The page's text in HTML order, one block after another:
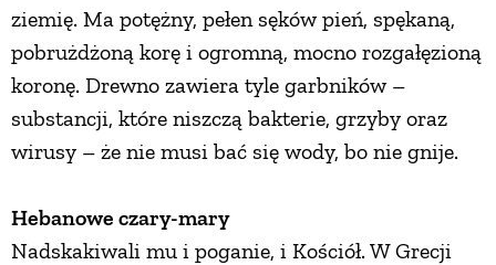
ziemię. Ma potężny, pełen sęków pień, spękaną,
pobrużdżoną korę i ogromną, mocno rozgałęzioną
koronę. Drewno zawiera tyle garbników –
substancji, które niszczą bakterie, grzyby oraz
wirusy – że nie musi bać się wody, bo nie gnije.
Hebanowe czary-mary
Nadskakiwali mu i poganie, i Kościół. W Grecji
KRAJOBRAZ
RĘKODZIEŁO
RZEMIOSŁO
ZWYCZAJE